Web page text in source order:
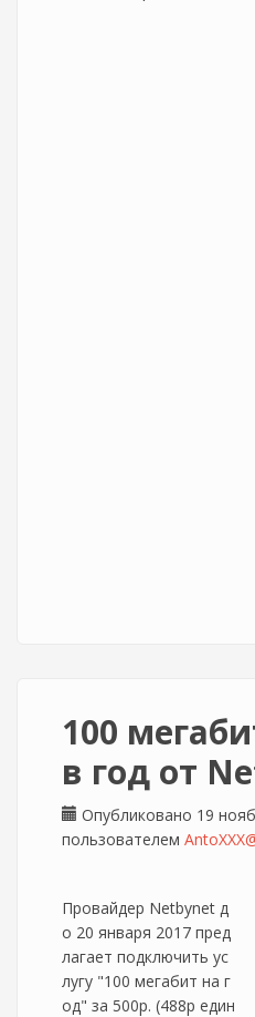
100
в год от
Опубликовано 19
пользователем
Провайдер Netbynet д
о 20 января 2017 пред
лагает подключить ус
лугу "100 мегабит на г
од" за 500р. (488р един